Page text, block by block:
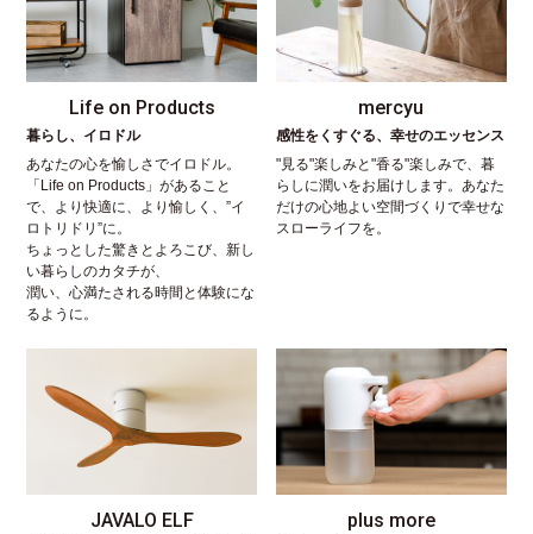
Life on Products
暮らし、イロドル
あなたの心を愉しさでイロドル。
「Life on Products」があること
で、より快適に、より愉しく、”イ
ロトリドリ”に。
ちょっとした驚きとよろこび、新し
い暮らしのカタチが、
潤い、心満たされる時間と体験にな
るように。
mercyu
感性をくすぐる、幸せのエッセンス
"見る"楽しみと"香る"楽しみで、暮
らしに潤いをお届けします。あなた
だけの心地よい空間づくりで幸せな
スローライフを。
JAVALO ELF plus more